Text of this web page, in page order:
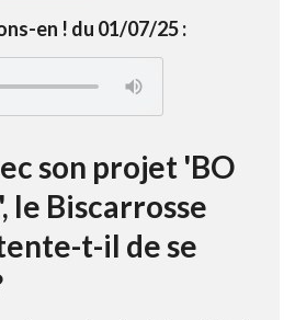
en ! du 01/07/25 :
son projet 'BO
le Biscarrosse
t-il de se